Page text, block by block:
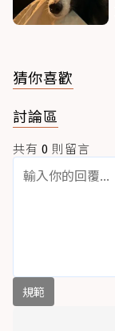
猜你喜歡
討論區
共有 0 則留言
規範